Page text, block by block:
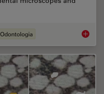
Odontologia Dental